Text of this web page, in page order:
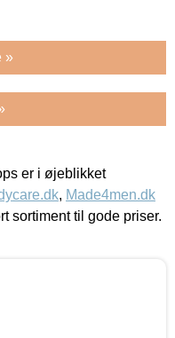
»
er i øjeblikket
, Made4men.dk
sortiment til gode priser.